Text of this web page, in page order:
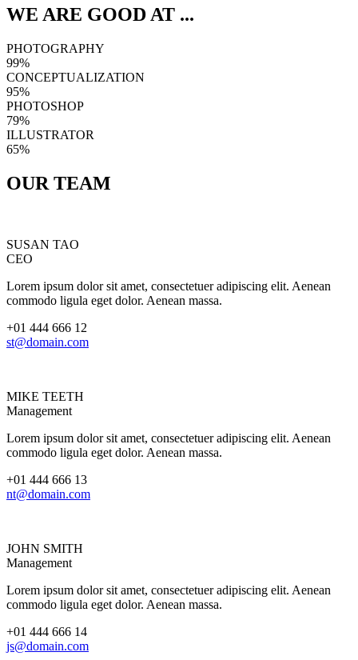
WE ARE GOOD AT ...
PHOTOGRAPHY
99%
CONCEPTUALIZATION
95%
PHOTOSHOP
79%
ILLUSTRATOR
65%
OUR TEAM
SUSAN TAO
CEO
Lorem ipsum dolor sit amet, consectetuer adipiscing elit. Aenean
commodo ligula eget dolor. Aenean massa.
+01 444 666 12
st@domain.com
MIKE TEETH
Management
Lorem ipsum dolor sit amet, consectetuer adipiscing elit. Aenean
commodo ligula eget dolor. Aenean massa.
+01 444 666 13
nt@domain.com
JOHN SMITH
Management
Lorem ipsum dolor sit amet, consectetuer adipiscing elit. Aenean
commodo ligula eget dolor. Aenean massa.
+01 444 666 14
js@domain.com